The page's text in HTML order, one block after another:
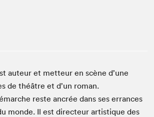
auteur et metteur en scène d’une
de théâtre et d’un roman.
reste ancrée dans ses errances
monde. Il est directeur artistique des